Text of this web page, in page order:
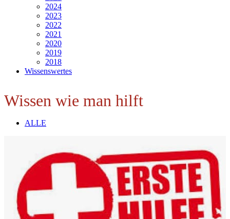
2024
2023
2022
2021
2020
2019
2018
Wissenswertes
Wissen wie man hilft
ALLE